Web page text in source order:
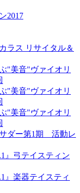
2017
ラス リサイタル＆
"美音"ヴァイオリ
"美音"ヴァイオリ
"美音"ヴァイオリ
ダー第1期 活動レ
』弓テイスティン
』楽器テイスティ